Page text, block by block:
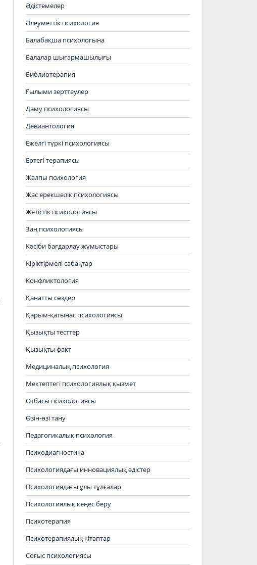
Әдістемелер
Әлеуметтік психология
Балабақша психологына
Балалар шығармашылығы
Библиотерапия
Ғылыми зерттеулер
Даму психологиясы
Девиантология
Ежелгі түркі психологиясы
Ертегі терапиясы
Жалпы психология
Жас ерекшелік психологиясы
Жетістік психологиясы
Заң психологиясы
Кәсіби бағдарлау жұмыстары
Кіріктірмелі сабақтар
Конфликтология
Қанатты сөздер
Қарым-қатынас психологиясы
Қызықты тесттер
Қызықты факт
Медициналық психология
Мектептегі психологиялық қызмет
Отбасы психологиясы
Өзін-өзі тану
Педагогикалық психология
Психодиагностика
Психологиядағы инновациялық әдістер
Психологиядағы ұлы тұлғалар
Психологиялық кеңес беру
Психотерапия
Психотерапиялық кітаптар
Соғыс психологиясы